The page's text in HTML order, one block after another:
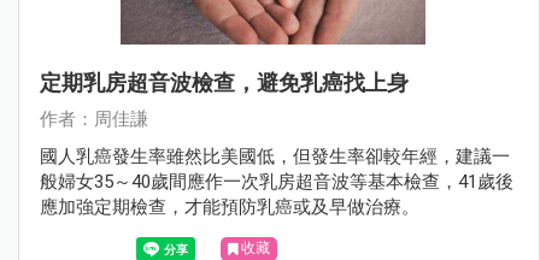
定期乳房超音波檢查，避免乳癌找上身
作者：周佳謙
國人乳癌發生率雖然比美國低，但發生率卻較年經，建議一
般婦女35～40歲間應作一次乳房超音波等基本檢查，41歲後
應加強定期檢查，才能預防乳癌或及早做治療。
收藏